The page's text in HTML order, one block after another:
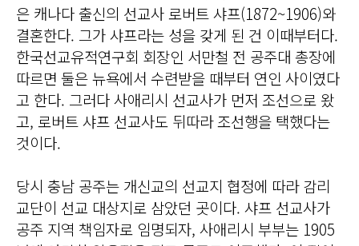
은 캐나다 출신의 선교사 로버트 샤프(1872~1906)와
결혼한다. 그가 샤프라는 성을 갖게 된 건 이때부터다.
한국선교유적연구회 회장인 서만철 전 공주대 총장에
따르면 둘은 뉴욕에서 수련받을 때부터 연인 사이였다
고 한다. 그러다 사애리시 선교사가 먼저 조선으로 왔
고, 로버트 샤프 선교사도 뒤따라 조선행을 택했다는
것이다.
당시 충남 공주는 개신교의 선교지 협정에 따라 감리
교단이 선교 대상지로 삼았던 곳이다. 샤프 선교사가
공주 지역 책임자로 임명되자, 사애리시 부부는 1905